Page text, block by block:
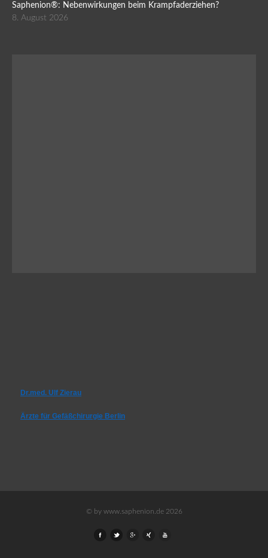
Saphenion®: Nebenwirkungen beim Krampfaderziehen?
8. August 2026
Dr.med. Ulf Zierau
Ärzte für Gefäßchirurgie Berlin
© by www.saphenion.de 2026